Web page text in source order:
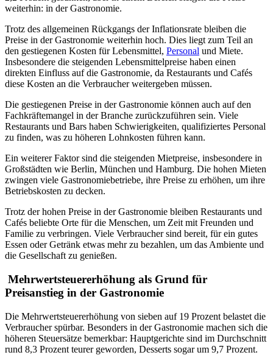
weiterhin: in der Gastronomie.
Trotz des allgemeinen Rückgangs der Inflationsrate bleiben die
Preise in der Gastronomie weiterhin hoch. Dies liegt zum Teil an
den gestiegenen Kosten für Lebensmittel, Personal und Miete.
Insbesondere die steigenden Lebensmittelpreise haben einen
direkten Einfluss auf die Gastronomie, da Restaurants und Cafés
diese Kosten an die Verbraucher weitergeben müssen.
Die gestiegenen Preise in der Gastronomie können auch auf den
Fachkräftemangel in der Branche zurückzuführen sein. Viele
Restaurants und Bars haben Schwierigkeiten, qualifiziertes Personal
zu finden, was zu höheren Lohnkosten führen kann.
Ein weiterer Faktor sind die steigenden Mietpreise, insbesondere in
Großstädten wie Berlin, München und Hamburg. Die hohen Mieten
zwingen viele Gastronomiebetriebe, ihre Preise zu erhöhen, um ihre
Betriebskosten zu decken.
Trotz der hohen Preise in der Gastronomie bleiben Restaurants und
Cafés beliebte Orte für die Menschen, um Zeit mit Freunden und
Familie zu verbringen. Viele Verbraucher sind bereit, für ein gutes
Essen oder Getränk etwas mehr zu bezahlen, um das Ambiente und
die Gesellschaft zu genießen.
Mehrwertsteuererhöhung als Grund für
Preisanstieg in der Gastronomie
Die Mehrwertsteuererhöhung von sieben auf 19 Prozent belastet die
Verbraucher spürbar. Besonders in der Gastronomie machen sich die
höheren Steuersätze bemerkbar: Hauptgerichte sind im Durchschnitt
rund 8,3 Prozent teurer geworden, Desserts sogar um 9,7 Prozent.